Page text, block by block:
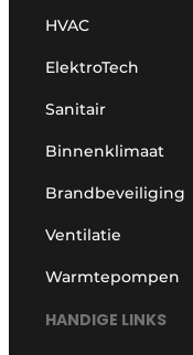
HVAC
ElektroTech
Sanitair
Binnenklimaat
Brandbeveiliging
Ventilatie
Warmtepompen
HANDIGE LINKS